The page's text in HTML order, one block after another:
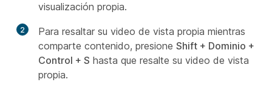
visualización propia.
2
Para resaltar su video de vista propia mientras
comparte contenido, presione Shift + Dominio +
Control + S hasta que resalte su video de vista
propia.